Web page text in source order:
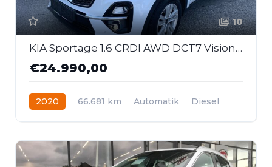
10
KIA Sportage 1.6 CRDI AWD DCT7 Vision Komfort Navi
€24.990,00
2020 66.681 km Automatik
Diesel